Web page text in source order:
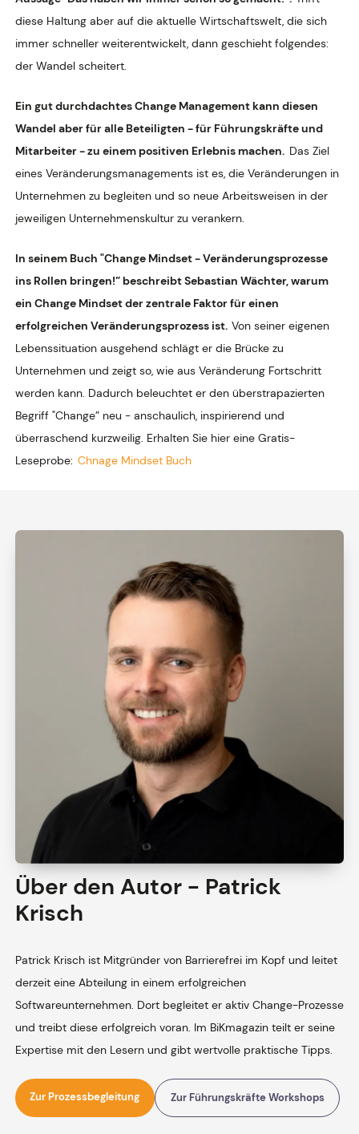
diese Haltung aber auf die aktuelle Wirtschaftswelt, die sich
immer schneller weiterentwickelt, dann geschieht folgendes:
der Wandel scheitert.
Ein gut durchdachtes Change Management kann diesen
Wandel aber für alle Beteiligten - für Führungskräfte und
Mitarbeiter - zu einem positiven Erlebnis machen. Das Ziel
eines Veränderungsmanagements ist es, die Veränderungen in
Unternehmen zu begleiten und so neue Arbeitsweisen in der
jeweiligen Unternehmenskultur zu verankern.
In seinem Buch "Change Mindset - Veränderungsprozesse
ins Rollen bringen!” beschreibt Sebastian Wächter, warum
ein Change Mindset der zentrale Faktor für einen
erfolgreichen Veränderungsprozess ist. Von seiner eigenen
Lebenssituation ausgehend schlägt er die Brücke zu
Unternehmen und zeigt so, wie aus Veränderung Fortschritt
werden kann. Dadurch beleuchtet er den überstrapazierten
Begriff "Change” neu - anschaulich, inspirierend und
überraschend kurzweilig. Erhalten Sie hier eine Gratis-
Leseprobe: Chnage Mindset Buch
Über den Autor - Patrick
Krisch
Patrick Krisch ist Mitgründer von Barrierefrei im Kopf und leitet
derzeit eine Abteilung in einem erfolgreichen
Softwareunternehmen. Dort begleitet er aktiv Change-Prozesse
und treibt diese erfolgreich voran. Im BiKmagazin teilt er seine
Expertise mit den Lesern und gibt wertvolle praktische Tipps.
Zur Prozessbegleitung Zur Führungskräfte Workshops